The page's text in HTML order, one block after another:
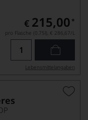
€ 215,00 *
pro Flasche (0.75l), € 286,67/L
Lebensmittel­angaben